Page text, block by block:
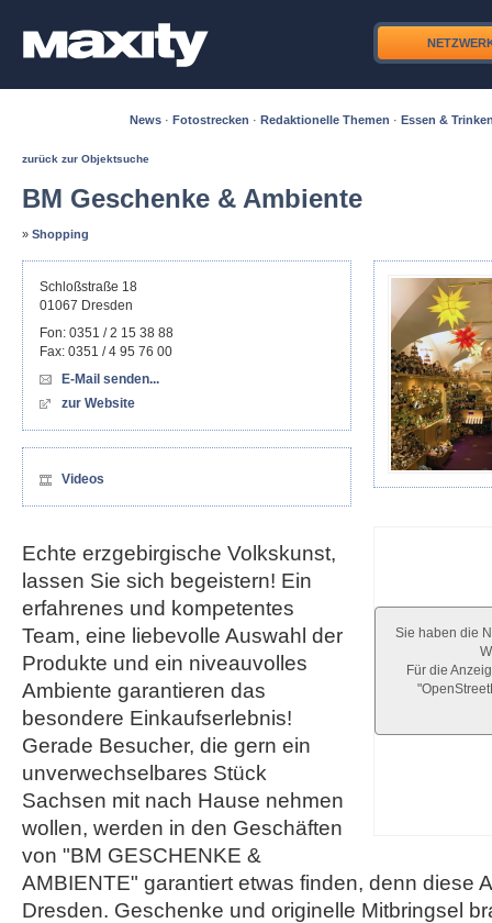
News · Fotostrecken · Redaktionelle Themen · Essen &
zurück zur Objektsuche
BM Geschenke & Ambiente
» Shopping
Sie haben die
Für die
Schloßstraße 18
01067 Dresden
Fon: 0351 / 2 15 38 88
Fax: 0351 / 4 95 76 00
E-Mail senden...
zur Website
Videos
Echte erzgebirgische Volkskunst,
lassen Sie sich begeistern! Ein
erfahrenes und kompetentes
Team, eine liebevolle Auswahl der
Produkte und ein niveauvolles
Ambiente garantieren das
besondere Einkaufserlebnis!
Gerade Besucher, die gern ein
unverwechselbares Stück
Sachsen mit nach Hause nehmen
wollen, werden in den Geschäften
von "BM GESCHENKE &
AMBIENTE" garantiert etwas finden, denn diese
Dresden. Geschenke und originelle Mitbringsel